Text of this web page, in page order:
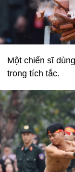
Một chiến sĩ
trong tích tắc.